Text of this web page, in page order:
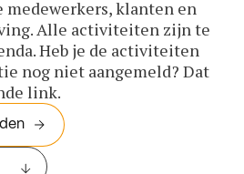
medewerkers, klanten en
Alle activiteiten zijn te
Heb je de activiteiten
nog niet aangemeld? Dat
link.